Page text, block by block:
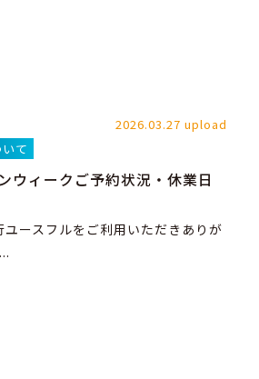
2026.03.27 upload
て
ウィークご予約状況・休業日
ユースフルをご利用いただきありが